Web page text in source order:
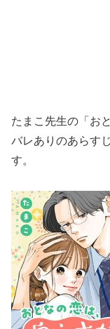
たまこ先生の「お
バレありのあらす
す。